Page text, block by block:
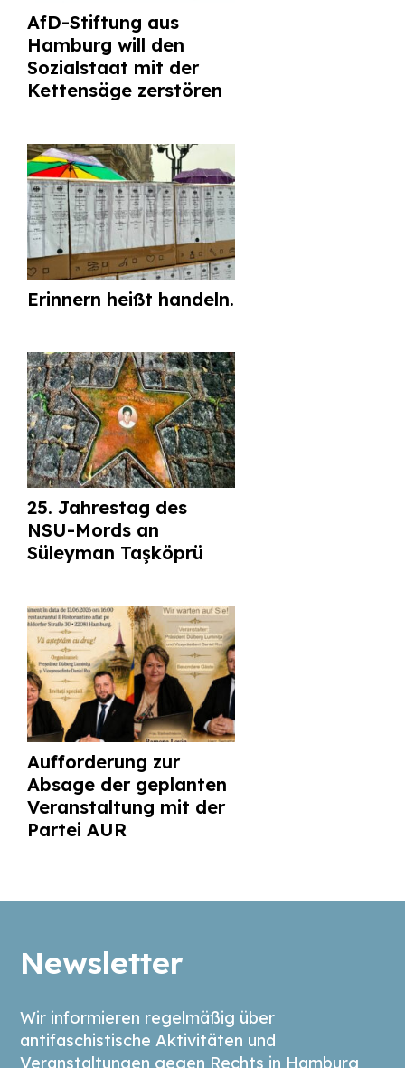
AfD-Stiftung aus
Hamburg will den
Sozialstaat mit der
Kettensäge zerstören
Erinnern heißt handeln.
25. Jahrestag des
NSU-Mords an
Süleyman Taşköprü
Aufforderung zur
Absage der geplanten
Veranstaltung mit der
Partei AUR
Newsletter
Wir informieren regelmäßig über
antifaschistische Aktivitäten und
Veranstaltungen gegen Rechts in Hamburg